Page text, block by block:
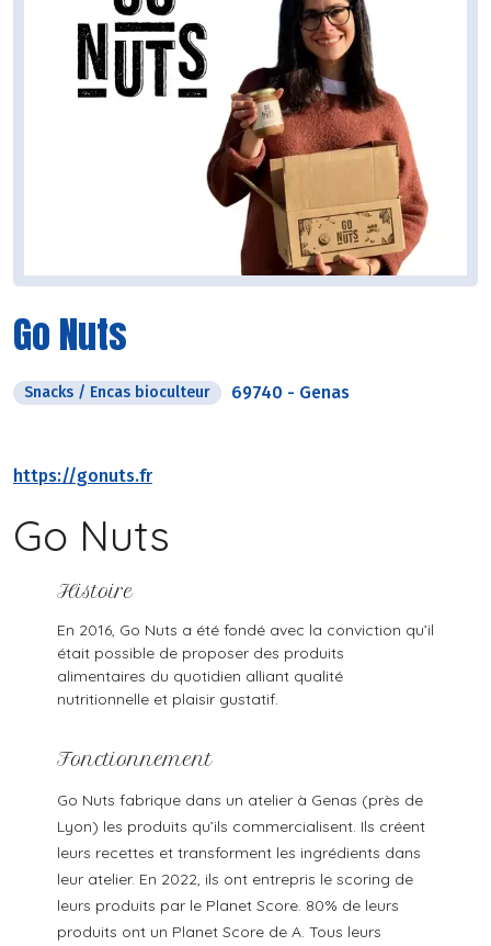
Go Nuts
Snacks / Encas bioculteur 69740 - Genas
https://gonuts.fr
Go Nuts
Histoire
En 2016, Go Nuts a été fondé avec la conviction qu’il
était possible de proposer des produits
alimentaires du quotidien alliant qualité
nutritionnelle et plaisir gustatif.
Fonctionnement
Go Nuts fabrique dans un atelier à Genas (près de
Lyon) les produits qu’ils commercialisent. Ils créent
leurs recettes et transforment les ingrédients dans
leur atelier. En 2022, ils ont entrepris le scoring de
leurs produits par le Planet Score. 80% de leurs
produits ont un Planet Score de A. Tous leurs